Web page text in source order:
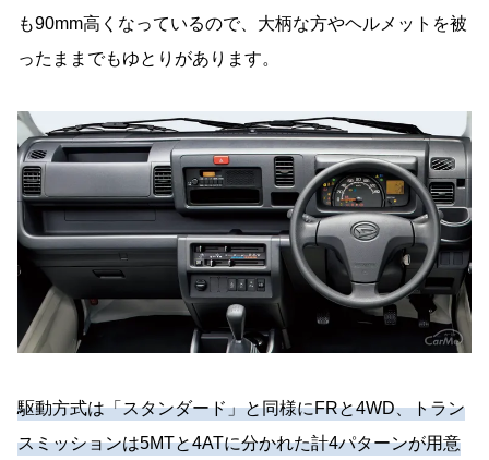
も90mm高くなっているので、大柄な方やヘルメットを被
ったままでもゆとりがあります。
駆動方式は「スタンダード」と同様にFRと4WD、トラン
スミッションは5MTと4ATに分かれた計4パターンが用意